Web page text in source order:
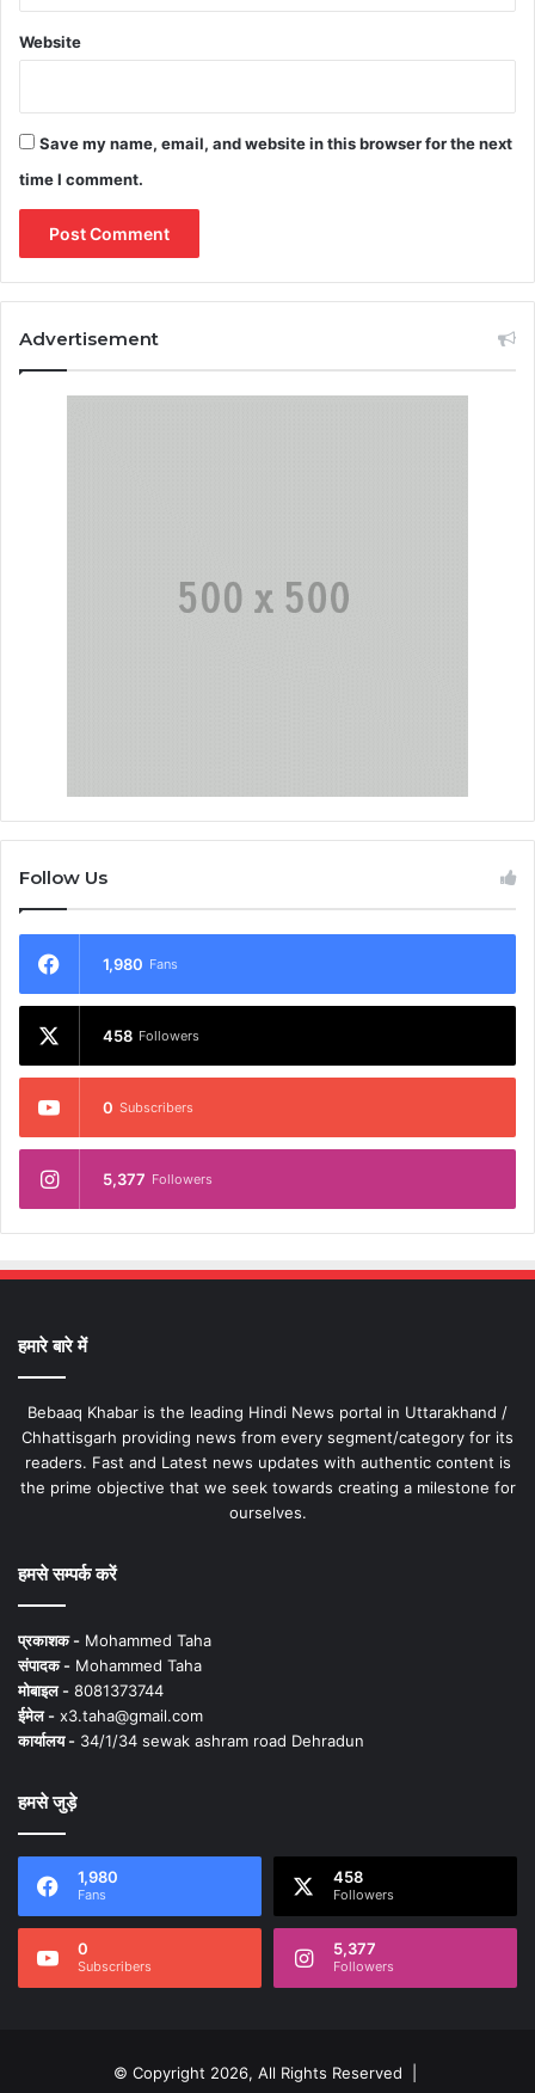
Website
Save my name, email, and website in this browser for the next
time I comment.
Advertisement
Follow Us
1,980 Fans
458 Followers
0 Subscribers
5,377 Followers
हमारे बारे में
Bebaaq Khabar is the leading Hindi News portal in Uttarakhand /
Chhattisgarh providing news from every segment/category for its
readers. Fast and Latest news updates with authentic content is
the prime objective that we seek towards creating a milestone for
ourselves.
हमसे सम्पर्क करें
प्रकाशक - Mohammed Taha
संपादक - Mohammed Taha
मोबाइल - 8081373744
ईमेल - x3.taha@gmail.com
कार्यालय - 34/1/34 sewak ashram road Dehradun
हमसे जुड़े
1,980
Fans
458
Followers
0
Subscribers
5,377
Followers
© Copyright 2026, All Rights Reserved |